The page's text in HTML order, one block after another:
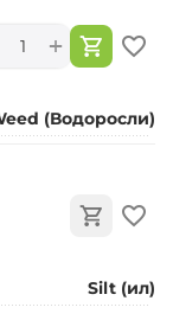
+
(Водоросли)
Silt (ил)